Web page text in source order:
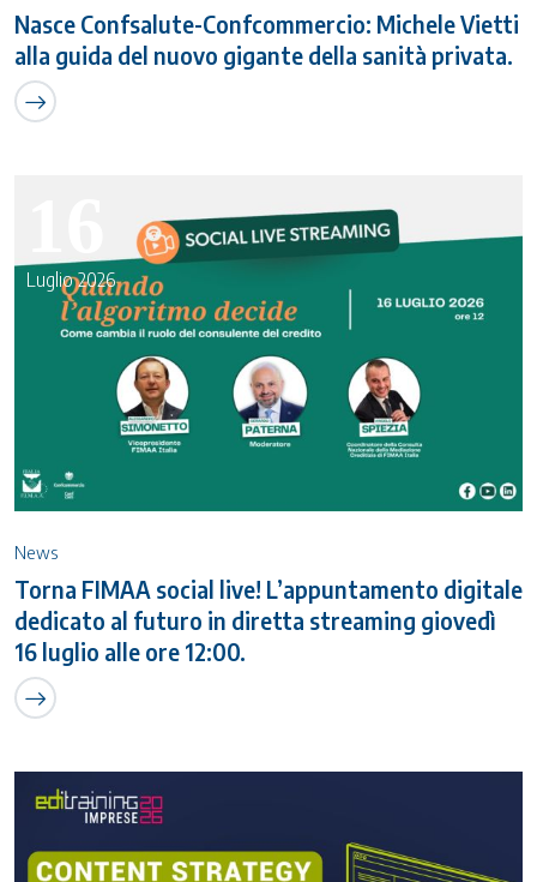
Nasce Confsalute-Confcommercio: Michele Vietti
alla guida del nuovo gigante della sanità privata.
Luglio 2026
News
Torna FIMAA social live! L’appuntamento digitale
dedicato al futuro in diretta streaming giovedì
16 luglio alle ore 12:00.